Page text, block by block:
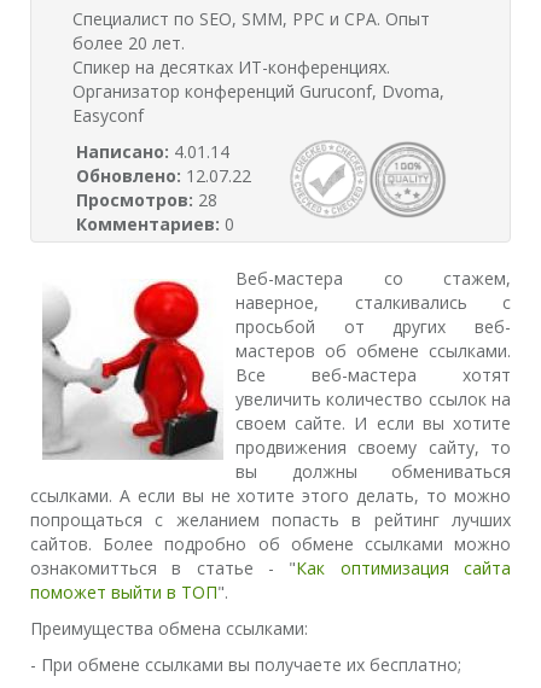
Специалист по SEO, SMM, PPC и CPA. Опыт
более 20 лет.
Спикер на десятках ИТ-конференциях.
Организатор конференций Guruconf, Dvoma,
Easyconf
Написано: 4.01.14
Обновлено: 12.07.22
Просмотров: 28
Комментариев: 0
Веб-мастера со стажем,
наверное, сталкивались с
просьбой от других веб-
мастеров об обмене ссылками.
Все веб-мастера хотят
увеличить количество ссылок на
своем сайте. И если вы хотите
продвижения своему сайту, то
вы должны обмениваться
ссылками. А если вы не хотите этого делать, то можно
попрощаться с желанием попасть в рейтинг лучших
сайтов. Более подробно об обмене ссылками можно
ознакомитться в статье - "Как оптимизация сайта
поможет выйти в ТОП".
Преимущества обмена ссылками:
- При обмене ссылками вы получаете их бесплатно;